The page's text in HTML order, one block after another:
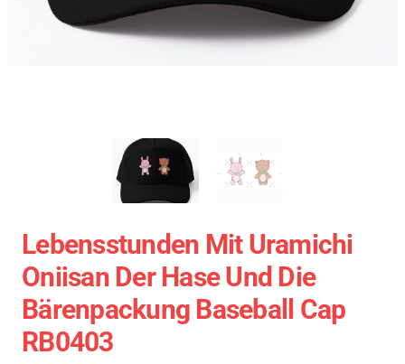
Lebensstunden Mit Uramichi
Oniisan Der Hase Und Die
Bärenpackung Baseball Cap
RB0403